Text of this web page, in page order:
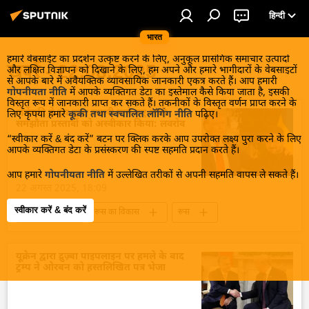
भारत
हिन्दी
हमारे वेबसाईट का प्रदर्शन उत्कृष्ट करने के लिए, अनुकूल प्रासंगिक समाचार उत्पादों
और लक्षित विज्ञापन को दिखाने के लिए, हम अपने और हमारे भागीदारों के वेबसाइटों
से आपके बारे में अवैयक्तिक व्यावसायिक जानकारी एकत्र करते हैं। आप हमारी
गोपनीयता नीति में आपके व्यक्तिगत डेटा का इस्तेमाल कैसे किया जाता है, इसकी
विस्तृत रूप में जानकारी प्राप्त कर सकते हैं। तकनीकों के विस्तृत वर्णन प्राप्त करने के
लिए कृपया हमारे कूकी तथा स्वचालित लॉगिंग नीति पढ़िए।
“स्वीकार करें & बंद करें” बटन पर क्लिक करके आप उपरोक्त लक्ष्य पुरा करने के लिए
आपके व्यक्तिगत डेटा के प्रसंस्करण की स्पष्ट सहमति प्रदान करते हैं।
आप हमारे गोपनीयता नीति में उल्लेखित तरीकों से अपनी सहमति वापस ले सकते हैं।
स्वीकार करें & बंद करें
खबरें - 22.08.2025
ज़ेलेंस्की ने ट्रंप द्वारा जरूरी माने गए सभी
समझौता प्रस्तावों को अस्वीकार किया: लवरोव
यूक्रेन संकट रूस का विकास
रूस